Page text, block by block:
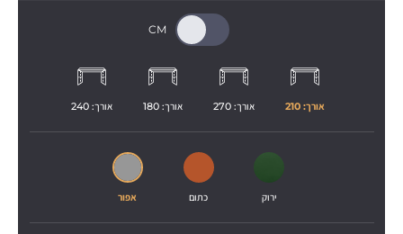
אורך: 210 אורך: 270 אורך: 180 אורך: 240
ירוק כתום אפור